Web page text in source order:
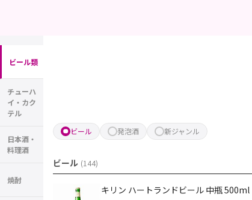
ビール類
チューハ
イ・カク
テル
日本酒・
料理酒
焼酎
ビール 発泡酒 新ジャンル
ビール (144)
キリン ハートランドビール 中瓶 500ml